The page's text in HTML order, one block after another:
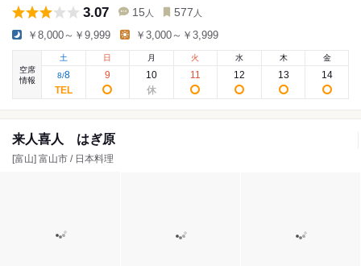
3.07 15 人 577 人
￥8,000～￥9,999 ￥3,000～￥3,999
空席
情報
土
8/8
日
9
月
10
火
11
水
12
木
13
金
14
来人喜人 はぎ原
[富山] 富山市 / 日本料理